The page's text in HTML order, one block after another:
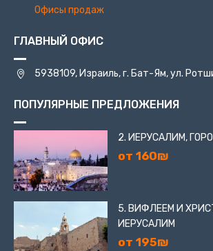
Офисы продаж
ГЛАВНЫЙ ОФИС
5938109, Израиль, г. Бат-Ям, ул.
ПОПУЛЯРНЫЕ ПРЕДЛОЖЕНИЯ
2. ИЕРУСАЛИМ,
от 160₪
5. ВИФЛЕЕМ И
ИЕРУСАЛИМ
от 195₪